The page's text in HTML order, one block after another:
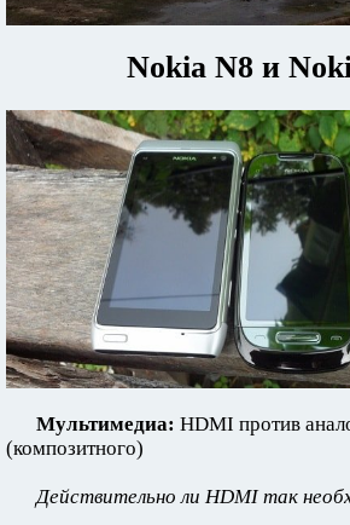
Nokia N8 и
Мультимедиа: HDMI против
(композитного)
Действительно ли HDMI так